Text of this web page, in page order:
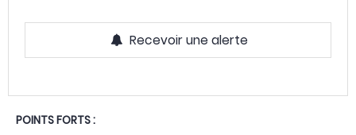
Recevoir une alerte
POINTS FORTS :